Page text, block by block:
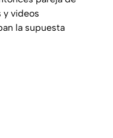
y videos
la supuesta